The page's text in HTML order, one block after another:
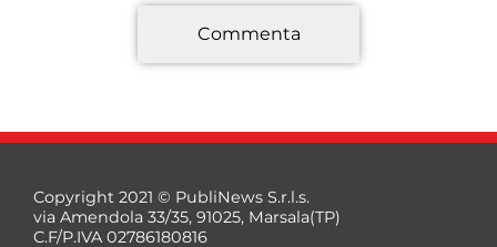
*
Commenta
Copyright 2021 © PubliNews S.r.l.s.
via Amendola 33/35, 91025, Marsala(TP)
C.F/P.IVA 02786180816